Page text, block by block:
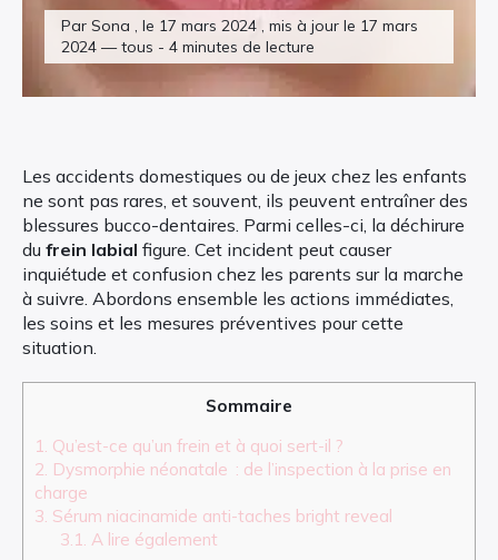
Par Sona , le 17 mars 2024 , mis à jour le 17 mars
2024 — tous - 4 minutes de lecture
Les accidents domestiques ou de jeux chez les enfants
ne sont pas rares, et souvent, ils peuvent entraîner des
blessures bucco-dentaires. Parmi celles-ci, la déchirure
du frein labial figure. Cet incident peut causer
inquiétude et confusion chez les parents sur la marche
à suivre. Abordons ensemble les actions immédiates,
les soins et les mesures préventives pour cette
situation.
Sommaire
1. Qu’est-ce qu’un frein et à quoi sert-il ?
2. Dysmorphie néonatale : de l’inspection à la prise en
charge
3. Sérum niacinamide anti-taches bright reveal
3.1. A lire également